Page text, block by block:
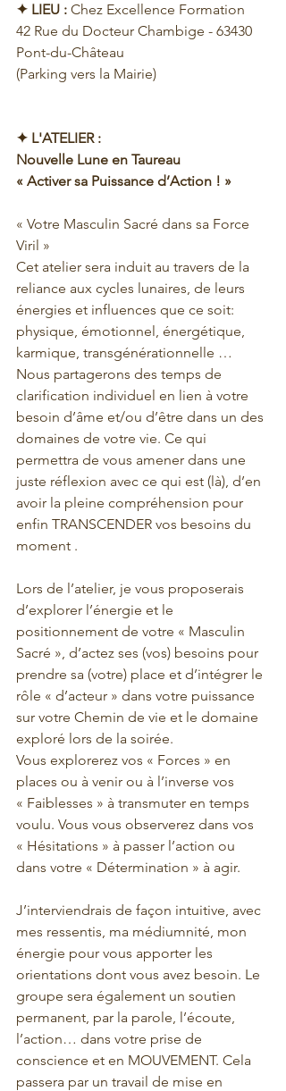
✦ LIEU : Chez Excellence Formation
42 Rue du Docteur Chambige - 63430
Pont-du-Château
(Parking vers la Mairie)
✦ L'ATELIER :
Nouvelle Lune en Taureau
« Activer sa Puissance d’Action ! »
« Votre Masculin Sacré dans sa Force
Viril »
Cet atelier sera induit au travers de la
reliance aux cycles lunaires, de leurs
énergies et influences que ce soit:
physique, émotionnel, énergétique,
karmique, transgénérationnelle …
Nous partagerons des temps de
clarification individuel en lien à votre
besoin d’âme et/ou d’être dans un des
domaines de votre vie. Ce qui
permettra de vous amener dans une
juste réflexion avec ce qui est (là), d’en
avoir la pleine compréhension pour
enfin TRANSCENDER vos besoins du
moment .
Lors de l’atelier, je vous proposerais
d’explorer l’énergie et le
positionnement de votre « Masculin
Sacré », d’actez ses (vos) besoins pour
prendre sa (votre) place et d’intégrer le
rôle « d’acteur » dans votre puissance
sur votre Chemin de vie et le domaine
exploré lors de la soirée.
Vous explorerez vos « Forces » en
places ou à venir ou à l’inverse vos
« Faiblesses » à transmuter en temps
voulu. Vous vous observerez dans vos
« Hésitations » à passer l’action ou
dans votre « Détermination » à agir.
J’interviendrais de façon intuitive, avec
mes ressentis, ma médiumnité, mon
énergie pour vous apporter les
orientations dont vous avez besoin. Le
groupe sera également un soutien
permanent, par la parole, l’écoute,
l’action… dans votre prise de
conscience et en MOUVEMENT. Cela
passera par un travail de mise en